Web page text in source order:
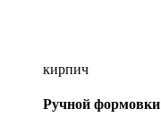
кирпич
Ручной формовки